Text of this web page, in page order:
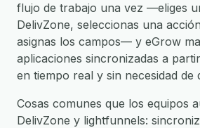
flujo de trabajo una vez —eliges
DelivZone, seleccionas una
asignas los campos— y eGrow
aplicaciones sincronizadas a
en tiempo real y sin necesidad de
Cosas comunes que los equipos
DelivZone y lightfunnels: